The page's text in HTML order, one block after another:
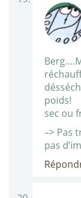
poids!
sec ou
–> Pas
pas